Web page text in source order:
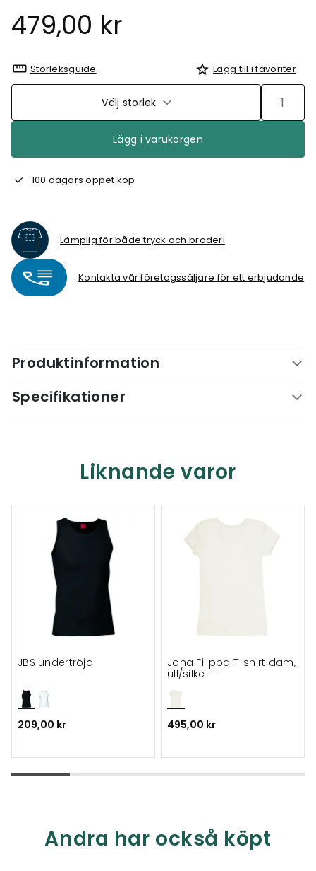
479,00 kr
Storleksguide Lägg till i favoriter
Välj storlek
Lägg i varukorgen
100 dagars öppet köp
Lämplig för både tryck och broderi
Kontakta vår företagssäljare för ett erbjudande
Produktinformation
Specifikationer
Liknande varor
JBS undertröja
209,00 kr
Joha Filippa T-shirt dam,
ull/silke
495,00 kr
Andra har också köpt